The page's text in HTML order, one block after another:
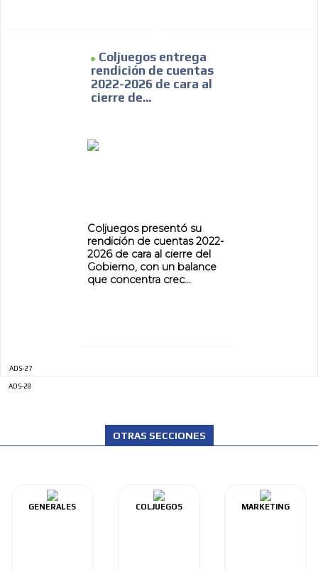
Coljuegos entrega
rendición de cuentas
2022-2026 de cara al
cierre de...
Coljuegos presentó su
rendición de cuentas 2022-
2026 de cara al cierre del
Gobierno, con un balance
que concentra crec...
ADS-27
ADS-28
OTRAS SECCIONES
GENERALES COLJUEGOS MARKETING